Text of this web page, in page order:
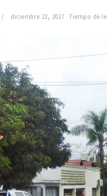
diciembre 22, 2017 Tiempo de